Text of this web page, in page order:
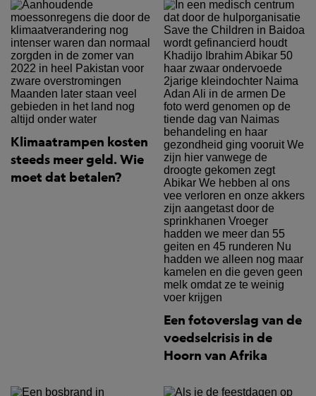
Klimaatrampen kosten
steeds meer geld. Wie
moet dat betalen?
Een fotoverslag van de
voedselcrisis in de
Hoorn van Afrika